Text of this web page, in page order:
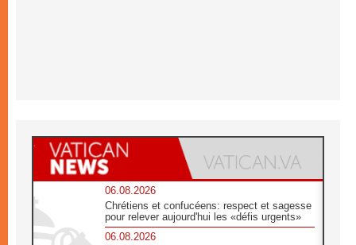
06.08.2026
Chrétiens et confucéens: respect et sagesse
pour relever aujourd'hui les «défis urgents»
06.08.2026